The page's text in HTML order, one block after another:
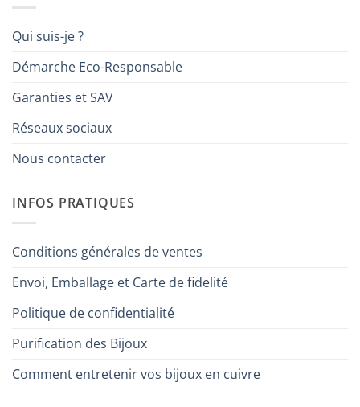
Qui suis-je ?
Démarche Eco-Responsable
Garanties et SAV
Réseaux sociaux
Nous contacter
INFOS PRATIQUES
Conditions générales de ventes
Envoi, Emballage et Carte de fidelité
Politique de confidentialité
Purification des Bijoux
Comment entretenir vos bijoux en cuivre